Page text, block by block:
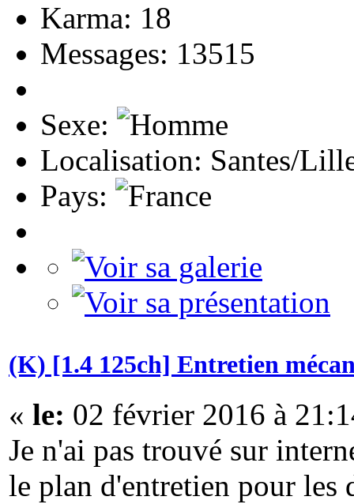
Karma: 18
Messages: 13515
Sexe:
Localisation: Santes/
Pays:
(K) [1.4 125ch] Entretien
« le: 02 février 2016 à
Je n'ai pas trouvé sur
le plan d'entretien pour les